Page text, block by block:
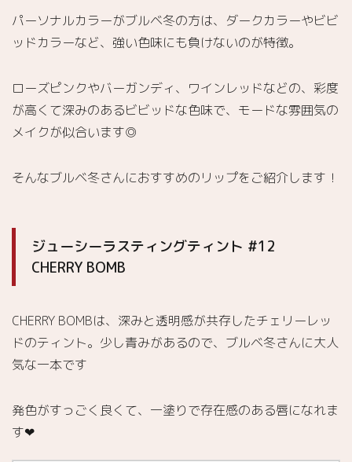
パーソナルカラーがブルベ冬の方は、ダークカラーやビビ
ッドカラーなど、強い色味にも負けないのが特徴。
ローズピンクやバーガンディ、ワインレッドなどの、彩度
が高くて深みのあるビビッドな色味で、モードな雰囲気の
メイクが似合います◎
そんなブルベ冬さんにおすすめのリップをご紹介します！
ジューシーラスティングティント #12
CHERRY BOMB
CHERRY BOMBは、深みと透明感が共存したチェリーレッ
ドのティント。少し青みがあるので、ブルベ冬さんに大人
気な一本です
発色がすっごく良くて、一塗りで存在感のある唇になれま
す❤︎